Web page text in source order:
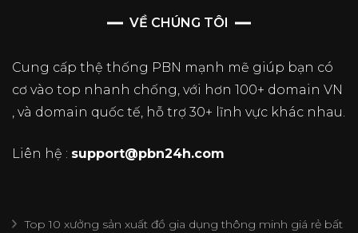
VỀ CHÚNG TÔI
Cung cấp thệ thống PBN mạnh mẽ giúp bạn có
cơ vào top nhanh chống, với hơn 100+ domain VN
, và domain quốc tế, hỗ trợ 30+ lĩnh vực khác nhau.
Liên hệ : support@pbn24h.com
Top 10 xưởng sản xuất đồ gia dụng thông minh giá rẻ bất